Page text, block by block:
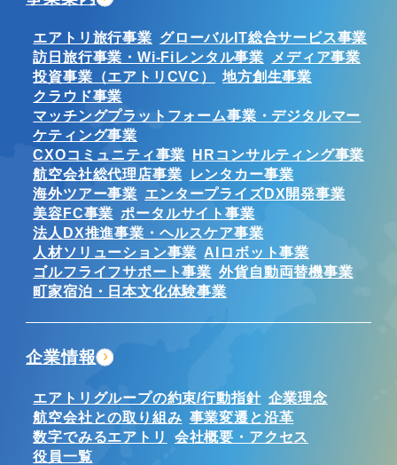
エアトリ旅行事業 グローバルIT総合サービス事業
訪日旅行事業・Wi-Fiレンタル事業
メディア事業
投資事業（エアトリCVC）
地方創生事業
クラウド事業
マッチングプラットフォーム事業・デジタルマー
ケティング事業
CXOコミュニティ事業
HRコンサルティング事業
航空会社総代理店事業
レンタカー事業
海外ツアー事業 エンタープライズDX開発事業
美容FC事業 ポータルサイト事業
法人DX推進事業・ヘルスケア事業
人材ソリューション事業 AIロボット事業
ゴルフライフサポート事業 外貨自動両替機事業
町家宿泊・日本文化体験事業
企業情報
エアトリグループの約束/行動指針 企業理念
航空会社との取り組み 事業変遷と沿革
数字でみるエアトリ
会社概要・アクセス
役員一覧